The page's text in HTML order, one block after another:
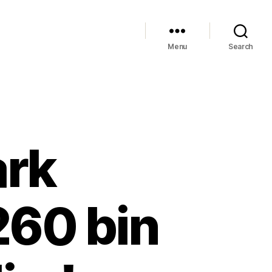
Menu Search
bin